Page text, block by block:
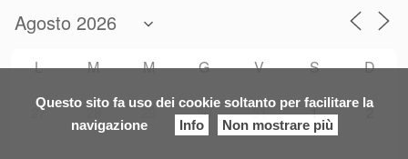
Questo sito fa uso dei cookie soltanto per facilitare la
navigazione
Info Non mostrare più
L M M G V S D
27 28 29 30 31 1 2